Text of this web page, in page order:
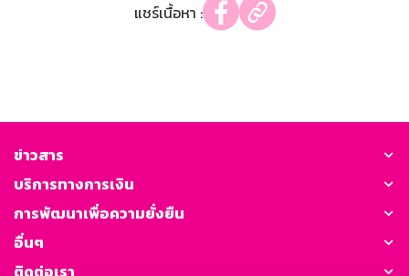
แชร์เนื้อหา :
ข่าวสาร
บริการทางการเงิน
การพัฒนาเพื่อความยั่งยืน
อื่นๆ